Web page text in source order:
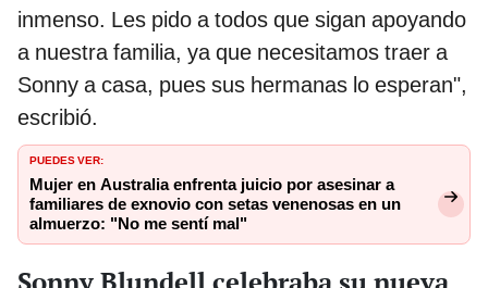
inmenso. Les pido a todos que sigan apoyando
a nuestra familia, ya que necesitamos traer a
Sonny a casa, pues sus hermanas lo esperan",
escribió.
PUEDES VER:
Mujer en Australia enfrenta juicio por asesinar a
familiares de exnovio con setas venenosas en un
almuerzo: "No me sentí mal"